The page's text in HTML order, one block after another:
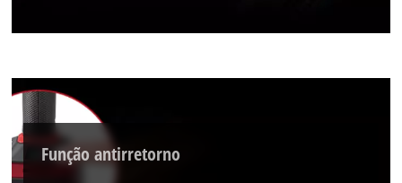
This content is not permitted to load due
Função antirretorno